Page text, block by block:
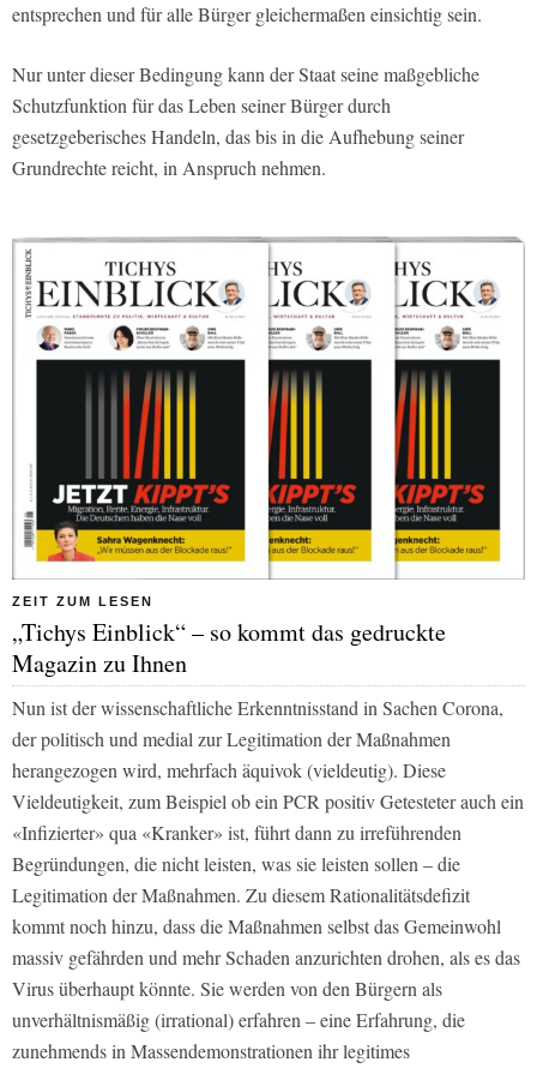
entsprechen und für alle Bürger gleichermaßen einsichtig sein.
Nur unter dieser Bedingung kann der Staat seine maßgebliche
Schutzfunktion für das Leben seiner Bürger durch
gesetzgeberisches Handeln, das bis in die Aufhebung seiner
Grundrechte reicht, in Anspruch nehmen.
ZEIT ZUM LESEN
„Tichys Einblick“ – so kommt das gedruckte
Magazin zu Ihnen
Nun ist der wissenschaftliche Erkenntnisstand in Sachen Corona,
der politisch und medial zur Legitimation der Maßnahmen
herangezogen wird, mehrfach äquivok (vieldeutig). Diese
Vieldeutigkeit, zum Beispiel ob ein PCR positiv Getesteter auch ein
«Infizierter» qua «Kranker» ist, führt dann zu irreführenden
Begründungen, die nicht leisten, was sie leisten sollen – die
Legitimation der Maßnahmen. Zu diesem Rationalitätsdefizit
kommt noch hinzu, dass die Maßnahmen selbst das Gemeinwohl
massiv gefährden und mehr Schaden anzurichten drohen, als es das
Virus überhaupt könnte. Sie werden von den Bürgern als
unverhältnismäßig (irrational) erfahren – eine Erfahrung, die
zunehmends in Massendemonstrationen ihr legitimes